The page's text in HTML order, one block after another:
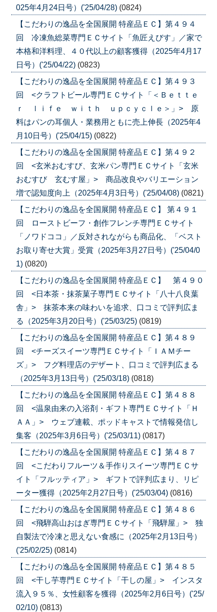
025年4月24日号）('25/04/28) (0824)
【こだわりの逸品を全国展開 特産品ＥＣ】第４９４
回 冷凍魚総菜専門ＥＣサイト「魚匠えびす」／家で
本格和洋料理、４０代以上の顧客獲得（2025年4月17
日号）('25/04/22) (0823)
【こだわりの逸品を全国展開 特産品ＥＣ】第４９３
回 <クラフトビール専門ＥＣサイト「＜Ｂｅｔｔｅ
ｒ ｌｉｆｅ ｗｉｔｈ ｕｐｃｙｃｌｅ＞」> 原
料はパンの耳個人・業務用ともに売上伸長（2025年4
月10日号）('25/04/15) (0822)
【こだわりの逸品を全国展開 特産品ＥＣ】第４９２
回 <玄米おむすび、玄米パン専門ＥＣサイト「玄米
おむすび 玄むす屋」> 商品改良やバリエーション
増で認知度向上（2025年4月3日号）('25/04/08) (0821)
【こだわりの逸品を全国展開 特産品ＥＣ】 第４９１
回 ローストビーフ・創作フレンチ専門ＥＣサイト
「ノワドココ」／反対されながらも商品化、「ベスト
お取り寄せ大賞」受賞（2025年3月27日号）('25/04/0
1) (0820)
【こだわりの逸品を全国展開 特産品ＥＣ】 第４９０
回 <日本茶・抹茶菓子専門ＥＣサイト「八十八良葉
舎」> 抹茶本来の味わいを追求、口コミで評判広ま
る（2025年3月20日号）('25/03/25) (0819)
【こだわりの逸品を全国展開 特産品ＥＣ】第４８９
回 <チーズスイーツ専門ＥＣサイト「ＩＡＭチー
ズ」> フグ料理店のデザート、口コミで評判広まる
（2025年3月13日号）('25/03/18) (0818)
【こだわりの逸品を全国展開 特産品ＥＣ】第４８８
回 <温泉由来の入浴剤・ギフト専門ＥＣサイト「Ｈ
ＡＡ」> ウェブ連載、ポッドキャストで情報発信し
集客（2025年3月6日号）('25/03/11) (0817)
【こだわりの逸品を全国展開 特産品ＥＣ】第４８７
回 <こだわりフルーツ＆手作りスイーツ専門ＥＣサ
イト「フルッティア」> ギフトで評判広まり、リピ
ーター獲得（2025年2月27日号）('25/03/04) (0816)
【こだわりの逸品を全国展開 特産品ＥＣ】第４８６
回 <飛騨高山おはぎ専門ＥＣサイト「飛騨屋」> 独
自製法で冷凍と思えない食感に（2025年2月13日号）
('25/02/25) (0814)
【こだわりの逸品を全国展開 特産品ＥＣ】第４８５
回 <干し芋専門ＥＣサイト「干しの屋」> インスタ
流入９５％、女性顧客を獲得（2025年2月6日号）('25/
02/10) (0813)